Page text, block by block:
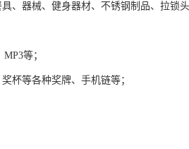
、器械、健身器材、不锈钢制品、拉锁
等；
杯等各种奖牌、手机链等；